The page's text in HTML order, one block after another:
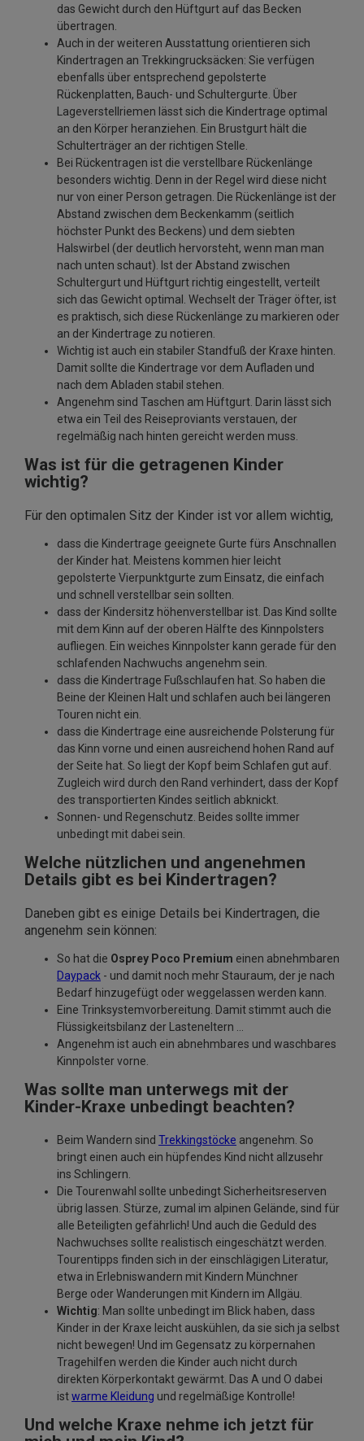
das Gewicht durch den Hüftgurt auf das Becken
übertragen.
Auch in der weiteren Ausstattung orientieren sich
Kindertragen an Trekkingrucksäcken: Sie verfügen
ebenfalls über entsprechend gepolsterte
Rückenplatten, Bauch- und Schultergurte. Über
Lageverstellriemen lässt sich die Kindertrage optimal
an den Körper heranziehen. Ein Brustgurt hält die
Schulterträger an der richtigen Stelle.
Bei Rückentragen ist die verstellbare Rückenlänge
besonders wichtig. Denn in der Regel wird diese nicht
nur von einer Person getragen. Die Rückenlänge ist der
Abstand zwischen dem Beckenkamm (seitlich
höchster Punkt des Beckens) und dem siebten
Halswirbel (der deutlich hervorsteht, wenn man man
nach unten schaut). Ist der Abstand zwischen
Schultergurt und Hüftgurt richtig eingestellt, verteilt
sich das Gewicht optimal. Wechselt der Träger öfter, ist
es praktisch, sich diese Rückenlänge zu markieren oder
an der Kindertrage zu notieren.
Wichtig ist auch ein stabiler Standfuß der Kraxe hinten.
Damit sollte die Kindertrage vor dem Aufladen und
nach dem Abladen stabil stehen.
Angenehm sind Taschen am Hüftgurt. Darin lässt sich
etwa ein Teil des Reiseproviants verstauen, der
regelmäßig nach hinten gereicht werden muss.
Was ist für die getragenen Kinder
wichtig?
Für den optimalen Sitz der Kinder ist vor allem wichtig,
dass die Kindertrage geeignete Gurte fürs Anschnallen
der Kinder hat. Meistens kommen hier leicht
gepolsterte Vierpunktgurte zum Einsatz, die einfach
und schnell verstellbar sein sollten.
dass der Kindersitz höhenverstellbar ist. Das Kind sollte
mit dem Kinn auf der oberen Hälfte des Kinnpolsters
aufliegen. Ein weiches Kinnpolster kann gerade für den
schlafenden Nachwuchs angenehm sein.
dass die Kindertrage Fußschlaufen hat. So haben die
Beine der Kleinen Halt und schlafen auch bei längeren
Touren nicht ein.
dass die Kindertrage eine ausreichende Polsterung für
das Kinn vorne und einen ausreichend hohen Rand auf
der Seite hat. So liegt der Kopf beim Schlafen gut auf.
Zugleich wird durch den Rand verhindert, dass der Kopf
des transportierten Kindes seitlich abknickt.
Sonnen- und Regenschutz. Beides sollte immer
unbedingt mit dabei sein.
Welche nützlichen und angenehmen
Details gibt es bei Kindertragen?
Daneben gibt es einige Details bei Kindertragen, die
angenehm sein können:
So hat die Osprey Poco Premium einen abnehmbaren
Daypack - und damit noch mehr Stauraum, der je nach
Bedarf hinzugefügt oder weggelassen werden kann.
Eine Trinksystemvorbereitung. Damit stimmt auch die
Flüssigkeitsbilanz der Lasteneltern …
Angenehm ist auch ein abnehmbares und waschbares
Kinnpolster vorne.
Was sollte man unterwegs mit der
Kinder-Kraxe unbedingt beachten?
Beim Wandern sind Trekkingstöcke angenehm. So
bringt einen auch ein hüpfendes Kind nicht allzusehr
ins Schlingern.
Die Tourenwahl sollte unbedingt Sicherheitsreserven
übrig lassen. Stürze, zumal im alpinen Gelände, sind für
alle Beteiligten gefährlich! Und auch die Geduld des
Nachwuchses sollte realistisch eingeschätzt werden.
Tourentipps finden sich in der einschlägigen Literatur,
etwa in Erlebniswandern mit Kindern Münchner
Berge oder Wanderungen mit Kindern im Allgäu.
Wichtig: Man sollte unbedingt im Blick haben, dass
Kinder in der Kraxe leicht auskühlen, da sie sich ja selbst
nicht bewegen! Und im Gegensatz zu körpernahen
Tragehilfen werden die Kinder auch nicht durch
direkten Körperkontakt gewärmt. Das A und O dabei
istwarme Kleidung und regelmäßige Kontrolle!
Und welche Kraxe nehme ich jetzt für